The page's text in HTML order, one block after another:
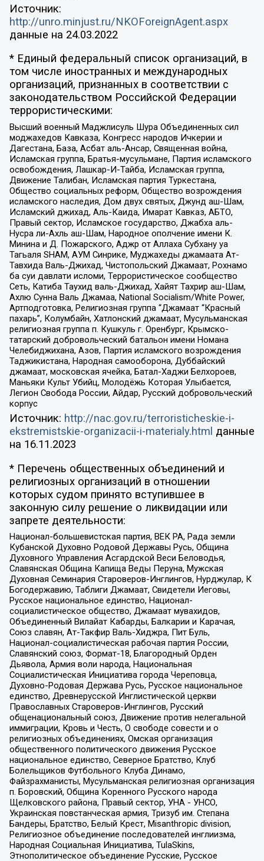
Источник:
http://unro.minjust.ru/NKOForeignAgent.aspx
данные на 24.03.2022
* Единый федеральный список организаций, в
том числе иностранных и международных
организаций, признанных в соответствии с
законодательством Российской Федерации
террористическими:
Высший военный Маджлисуль Шура Объединенных сил
моджахедов Кавказа, Конгресс народов Ичкерии и
Дагестана, База, Асбат аль-Ансар, Священная война,
Исламская группа, Братья-мусульмане, Партия исламского
освобождения, Лашкар-И-Тайба, Исламская группа,
Движение Талибан, Исламская партия Туркестана,
Общество социальных реформ, Общество возрождения
исламского наследия, Дом двух святых, Джунд аш-Шам,
Исламский джихад, Аль-Каида, Имарат Кавказ, АБТО,
Правый сектор, Исламское государство, Джабха аль-
Нусра ли-Ахль аш-Шам, Народное ополчение имени К.
Минина и Д. Пожарского, Аджр от Аллаха Субхану уа
Тагьаля SHAM, АУМ Синрике, Муджахеды джамаата Ат-
Тавхида Валь-Джихад, Чистопольский Джамаат, Рохнамо
ба суи давлати исломи, Террористическое сообщество
Сеть, Катиба Таухид валь-Джихад, Хайят Тахрир аш-Шам,
Ахлю Сунна Валь Джамаа, National Socialism/White Power,
Артподготовка, Религиозная группа “Джамаат “Красный
пахарь”, Колумбайн, Хатлонский джамаат, Мусульманская
религиозная группа п. Кушкуль г. Оренбург, Крымско-
татарский добровольческий батальон имени Номана
Челебиджихана, Азов, Партия исламского возрождения
Таджикистана, Народная самооборона, Дуббайский
джамаат, московская ячейка, Батал-Хаджи Белхороев,
Маньяки Культ Убийц, Молодёжь Которая Улыбается,
Легион Свобода России, Айдар, Русский добровольческий
корпус
Источник: http://nac.gov.ru/terroristicheskie-i-
ekstremistskie-organizacii-i-materialy.html данные
на 16.11.2023
* Перечень общественных объединений и
религиозных организаций в отношении
которых судом принято вступившее в
законную силу решение о ликвидации или
запрете деятельности:
Национал-большевистская партия, ВЕК РА, Рада земли
Кубанской Духовно Родовой Державы Русь, Община
Духовного Управления Асгардской Веси Беловодья,
Славянская Община Капища Веды Перуна, Мужская
Духовная Семинария Староверов-Инглингов, Нурджулар, К
Богодержавию, Таблиги Джамаат, Свидетели Иеговы,
Русское национальное единство, Национал-
социалистическое общество, Джамаат мувахидов,
Объединенный Вилайат Кабарды, Балкарии и Карачая,
Союз славян, Ат-Такфир Валь-Хиджра, Пит Буль,
Национал-социалистическая рабочая партия России,
Славянский союз, Формат-18, Благородный Орден
Дьявола, Армия воли народа, Национальная
Социалистическая Инициатива города Череповца,
Духовно-Родовая Держава Русь, Русское национальное
единство, Древнерусской Инглистической церкви
Православных Староверов-Инглингов, Русский
общенациональный союз, Движение против нелегальной
иммиграции, Кровь и Честь, О свободе совести и о
религиозных объединениях, Омская организация
общественного политического движения Русское
национальное единство, Северное Братство, Клуб
Болельщиков Футбольного Клуба Динамо,
Файзрахманисты, Мусульманская религиозная организация
п. Боровский, Община Коренного Русского народа
Щелковского района, Правый сектор, УНА - УНСО,
Украинская повстанческая армия, Тризуб им. Степана
Бандеры, Братство, Белый Крест, Misanthropic division,
Религиозное объединение последователей инглиизма,
Народная Социальная Инициатива, TulaSkins,
Этнополитическое объединение Русские, Русское